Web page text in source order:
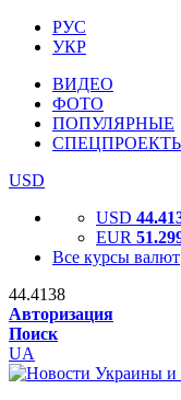
РУС
УКР
ВИДЕО
ФОТО
ПОПУЛЯРНЫЕ
USD
USD
EUR
Все курсы валют
44.4138
Авторизация
Поиск
UA